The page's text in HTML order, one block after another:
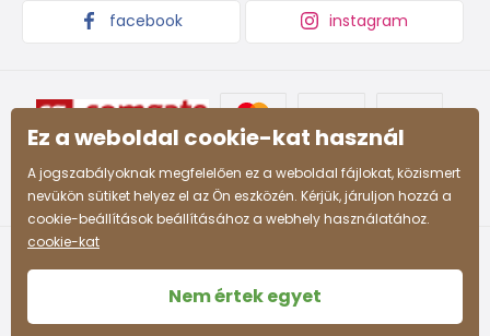
facebook instagram
Ez a weboldal cookie-kat használ
A jogszabályoknak megfelelően ez a weboldal fájlokat, közismert
nevükön sütiket helyez el az Ön eszközén. Kérjük, járuljon hozzá a
cookie-beállítások beállításához a webhely használatához.
cookie-kat
Nem értek egyet